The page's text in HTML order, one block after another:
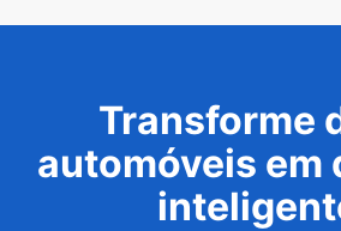
Transforme
automóveis em